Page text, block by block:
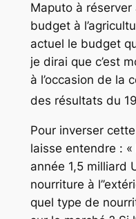
Maputo à réserver
budget à
actuel le budget
je dirai que c’est
à l’occasion de la
des résultats du 19
Pour inverser
laisse entendre : «
année 1,5 milliard
nourriture à
quel type de